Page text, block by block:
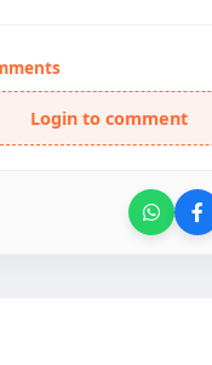
Login to comment